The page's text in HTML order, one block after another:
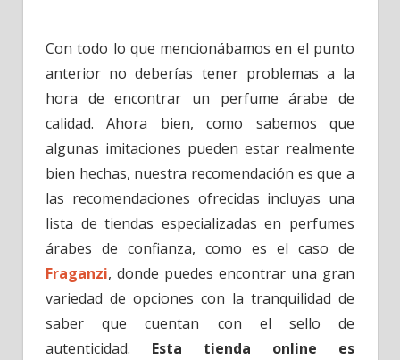
Con todo lo que mencionábamos en el punto
anterior no deberías tener problemas a la
hora de encontrar un perfume árabe de
calidad. Ahora bien, como sabemos que
algunas imitaciones pueden estar realmente
bien hechas, nuestra recomendación es que a
las recomendaciones ofrecidas incluyas una
lista de tiendas especializadas en perfumes
árabes de confianza, como es el caso de
Fraganzi, donde puedes encontrar una gran
variedad de opciones con la tranquilidad de
saber que cuentan con el sello de
autenticidad. Esta tienda online es